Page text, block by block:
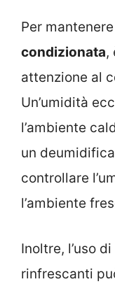
Per
condizionata,
attenzione al
Un’umidità
l’ambiente
un
controllare
l’ambiente
Inoltre, l’uso
rinfrescanti